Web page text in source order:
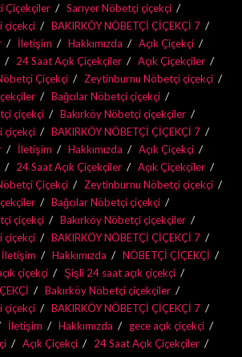
Çiçekçiler
Sarıyer Nöbetçi çiçekçi
çiçekçi
BAKIRKÖY NÖBETÇİ ÇİÇEKÇİ 7
İletişim Hakkımızda
Açık Çiçekçi
24 Saat Açık Çiçekçiler
Açık Çiçekçiler
Çiçekçi
Zeytinburnu Nöbetçi çiçekçi
Bağcılar Nöbetçi çiçekçi
çiçekçi
Bakırköy Nöbetçi çiçekçiler
çiçekçi
BAKIRKÖY NÖBETÇİ ÇİÇEKÇİ 7
İletişim Hakkımızda
Açık Çiçekçi
24 Saat Açık Çiçekçiler
Açık Çiçekçiler
Çiçekçi
Zeytinburnu Nöbetçi çiçekçi
Bağcılar Nöbetçi çiçekçi
çiçekçi
Bakırköy Nöbetçi çiçekçiler
çiçekçi
BAKIRKÖY NÖBETÇİ ÇİÇEKÇİ 7
İletişim Hakkımızda
NÖBETÇİ ÇİÇEKÇİ
çiçekçi
Şişli 24 saat açık çiçekçi
Bakırköy Nöbetçi çiçekçiler
çiçekçi
BAKIRKÖY NÖBETÇİ ÇİÇEKÇİ 7
İletişim Hakkımızda
gece açık çiçekçi
Açık Çiçekçi
24 Saat Açık Çiçekçiler